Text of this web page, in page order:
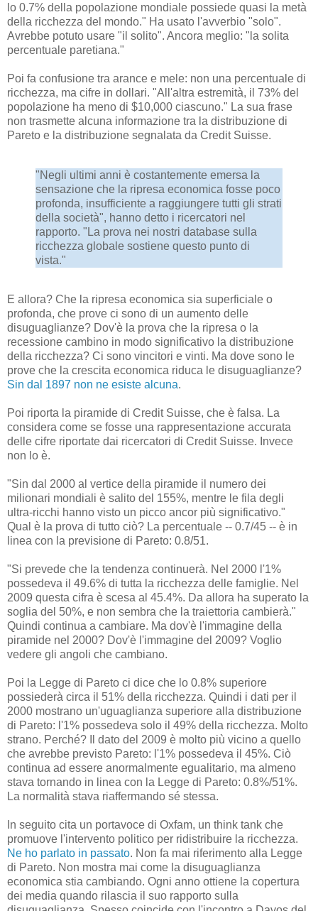
lo 0.7% della popolazione mondiale possiede quasi la metà
della ricchezza del mondo." Ha usato l'avverbio "solo".
Avrebbe potuto usare "il solito". Ancora meglio: "la solita
percentuale paretiana."
Poi fa confusione tra arance e mele: non una percentuale di
ricchezza, ma cifre in dollari. "All'altra estremità, il 73% del
popolazione ha meno di $10,000 ciascuno." La sua frase
non trasmette alcuna informazione tra la distribuzione di
Pareto e la distribuzione segnalata da Credit Suisse.
"Negli ultimi anni è costantemente emersa la
sensazione che la ripresa economica fosse poco
profonda, insufficiente a raggiungere tutti gli strati
della società", hanno detto i ricercatori nel
rapporto. "La prova nei nostri database sulla
ricchezza globale sostiene questo punto di
vista."
E allora? Che la ripresa economica sia superficiale o
profonda, che prove ci sono di un aumento delle
disuguaglianze? Dov'è la prova che la ripresa o la
recessione cambino in modo significativo la distribuzione
della ricchezza? Ci sono vincitori e vinti. Ma dove sono le
prove che la crescita economica riduca le disuguaglianze?
Sin dal 1897 non ne esiste alcuna.
Poi riporta la piramide di Credit Suisse, che è falsa. La
considera come se fosse una rappresentazione accurata
delle cifre riportate dai ricercatori di Credit Suisse. Invece
non lo è.
"Sin dal 2000 al vertice della piramide il numero dei
milionari mondiali è salito del 155%, mentre le fila degli
ultra-ricchi hanno visto un picco ancor più significativo."
Qual è la prova di tutto ciò? La percentuale -- 0.7/45 -- è in
linea con la previsione di Pareto: 0.8/51.
"Si prevede che la tendenza continuerà. Nel 2000 l'1%
possedeva il 49.6% di tutta la ricchezza delle famiglie. Nel
2009 questa cifra è scesa al 45.4%. Da allora ha superato la
soglia del 50%, e non sembra che la traiettoria cambierà."
Quindi continua a cambiare. Ma dov'è l'immagine della
piramide nel 2000? Dov'è l'immagine del 2009? Voglio
vedere gli angoli che cambiano.
Poi la Legge di Pareto ci dice che lo 0.8% superiore
possiederà circa il 51% della ricchezza. Quindi i dati per il
2000 mostrano un'uguaglianza superiore alla distribuzione
di Pareto: l'1% possedeva solo il 49% della ricchezza. Molto
strano. Perché? Il dato del 2009 è molto più vicino a quello
che avrebbe previsto Pareto: l'1% possedeva il 45%. Ciò
continua ad essere anormalmente egualitario, ma almeno
stava tornando in linea con la Legge di Pareto: 0.8%/51%.
La normalità stava riaffermando sé stessa.
In seguito cita un portavoce di Oxfam, un think tank che
promuove l'intervento politico per ridistribuire la ricchezza.
Ne ho parlato in passato. Non fa mai riferimento alla Legge
di Pareto. Non mostra mai come la disuguaglianza
economica stia cambiando. Ogni anno ottiene la copertura
dei media quando rilascia il suo rapporto sulla